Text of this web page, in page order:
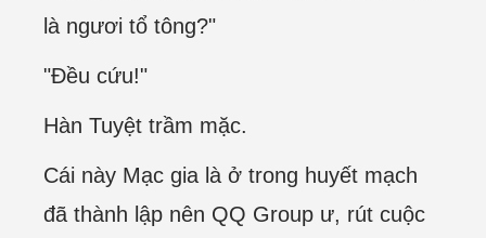
là ngươi tổ tông?"
"Đều cứu!"
Hàn Tuyệt trầm mặc.
Cái này Mạc gia là ở trong huyết mạch
đã thành lập nên QQ Group ư, rút cuộc